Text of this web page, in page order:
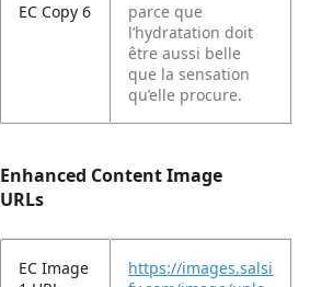
EC Copy 6
parce que
l’hydratation doit
être aussi belle
que la sensation
qu’elle procure.
Enhanced Content Image
URLs
EC Image
https://images.salsi